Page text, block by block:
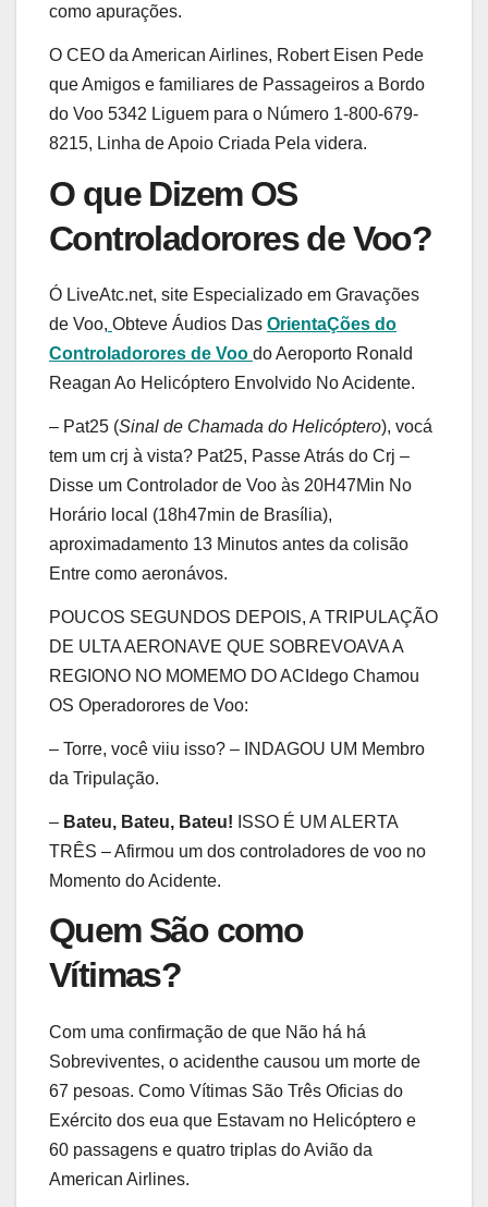
como apurações.
O CEO da American Airlines, Robert Eisen Pede
que Amigos e familiares de Passageiros a Bordo
do Voo 5342 Liguem para o Número 1-800-679-
8215, Linha de Apoio Criada Pela videra.
O que Dizem OS
Controladorores de Voo?
Ó LiveAtc.net, site Especializado em Gravações
de Voo, Obteve Áudios Das OrientaÇões do
Controladorores de Voo do Aeroporto Ronald
Reagan Ao Helicóptero Envolvido No Acidente.
– Pat25 (Sinal de Chamada do Helicóptero), vocá
tem um crj à vista? Pat25, Passe Atrás do Crj –
Disse um Controlador de Voo às 20H47Min No
Horário local (18h47min de Brasília),
aproximadamento 13 Minutos antes da colisão
Entre como aeronávos.
POUCOS SEGUNDOS DEPOIS, A TRIPULAÇÃO
DE ULTA AERONAVE QUE SOBREVOAVA A
REGIONO NO MOMEMO DO ACIdego Chamou
OS Operadorores de Voo:
– Torre, você viiu isso? – INDAGOU UM Membro
da Tripulação.
– Bateu, Bateu, Bateu! ISSO É UM ALERTA
TRÊS – Afirmou um dos controladores de voo no
Momento do Acidente.
Quem São como
Vítimas?
Com uma confirmação de que Não há há
Sobreviventes, o acidenthe causou um morte de
67 pesoas. Como Vítimas São Três Oficias do
Exército dos eua que Estavam no Helicóptero e
60 passagens e quatro triplas do Avião da
American Airlines.